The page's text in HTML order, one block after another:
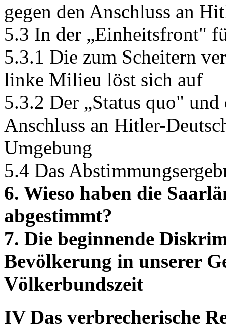
gegen den Anschluss an
5.3 In der „Einheitsfront"
5.3.1 Die zum Scheitern
linke Milieu löst sich auf
5.3.2 Der „Status quo"
Anschluss an Hitler-
Umgebung
5.4 Das
6. Wieso haben die
abgestimmt?
7. Die beginnende
Bevölkerung in unserer
Völkerbundszeit
IV Das verbrecherische